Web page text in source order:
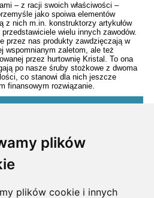
plików
plików cookie i innych
uzupełniający
– z racji swoich właściwości –
jako spoiwa elementów
z nich m.in. konstruktorzy artykułów
wielu innych zawodów.
przez nas produkty zawdzięczają w
wspomnianym zaletom, ale też
przez hurtownię Kristal. To ona
po nasze śruby stożkowe z dwoma
co stanowi dla nich jeszcze
finansowym rozwiązanie.
nami: